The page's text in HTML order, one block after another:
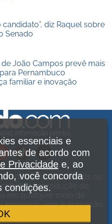
candidato”, diz Raquel sobre
Senado
João Campos prevê mais
Pernambuco
familiar e inovação
Ltda. Todos os
a reprodução do
em qualquer meio de
impresso, sem autorização.
essenciais e
de acordo com
Privacidadee, ao
você concorda
condições.